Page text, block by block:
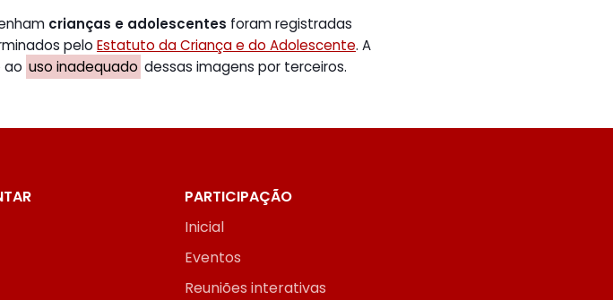
crianças e adolescentes foram registradas
pelo Estatuto da Criança e do Adolescente. A
ao uso inadequado dessas imagens por terceiros.
PARTICIPAÇÃO
Inicial
Eventos
Reuniões interativas